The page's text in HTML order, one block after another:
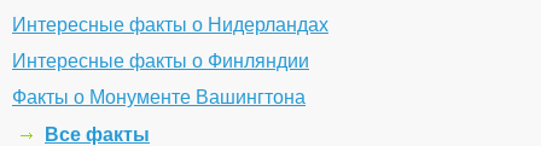
Интересные факты о Нидерландах
Интересные факты о Финляндии
Факты о Монументе Вашингтона
Все факты